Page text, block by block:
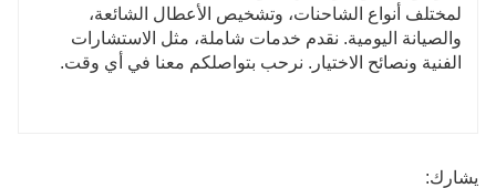
لمختلف أنواع الشاحنات، وتشخيص الأعطال الشائعة،
والصيانة اليومية. نقدم خدمات شاملة، مثل الاستشارات
الفنية ونصائح الاختيار. نرحب بتواصلكم معنا في أي وقت.
يشارك: